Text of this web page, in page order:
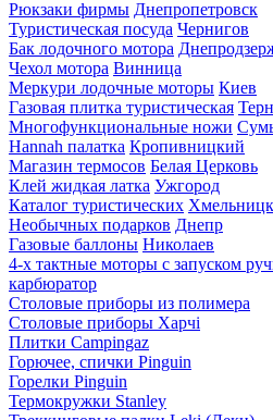
Рюкзаки фирмы Днепропетровск
Туристическая посуда Чернигов
Бак лодочного мотора
Чехол мотора Винница
Меркури лодочные моторы Киев
Газовая плитка туристическая
Многофункциональные ножи
Hannah палатка Кропивницкий
Магазин термосов Белая Церковь
Клей жидкая латка Ужгород
Каталог туристических
Необычных подарков Днепр
Газовые баллоны Николаев
4-х тактные моторы с запуском
карбюратор
Столовые приборы из полимера
Столовые приборы Харчі
Плитки Campingaz
Горючее, спички Pinguin
Горелки Pinguin
Термокружки Stanley